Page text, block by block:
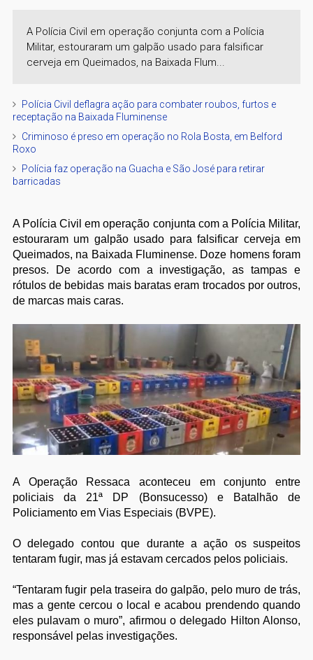
A Polícia Civil em operação conjunta com a Polícia
Militar, estouraram um galpão usado para falsificar
cerveja em Queimados, na Baixada Flum...
Polícia Civil deflagra ação para combater roubos, furtos e
receptação na Baixada Fluminense
Criminoso é preso em operação no Rola Bosta, em Belford
Roxo
Polícia faz operação na Guacha e São José para retirar
barricadas
A Polícia Civil em operação conjunta com a Polícia Militar,
estouraram um galpão usado para falsificar cerveja em
Queimados, na Baixada Fluminense. Doze homens foram
presos. De acordo com a investigação, as tampas e
rótulos de bebidas mais baratas eram trocados por outros,
de marcas mais caras.
A Operação Ressaca aconteceu em conjunto entre
policiais da 21ª DP (Bonsucesso) e Batalhão de
Policiamento em Vias Especiais (BVPE).
O delegado contou que durante a ação os suspeitos
tentaram fugir, mas já estavam cercados pelos policiais.
“Tentaram fugir pela traseira do galpão, pelo muro de trás,
mas a gente cercou o local e acabou prendendo quando
eles pulavam o muro”, afirmou o delegado Hilton Alonso,
responsável pelas investigações.